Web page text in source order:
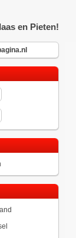
en Pieten!